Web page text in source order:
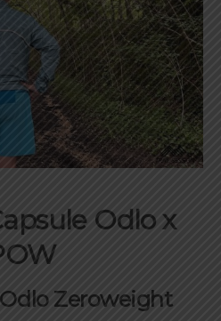
Odlo x
Zeroweight